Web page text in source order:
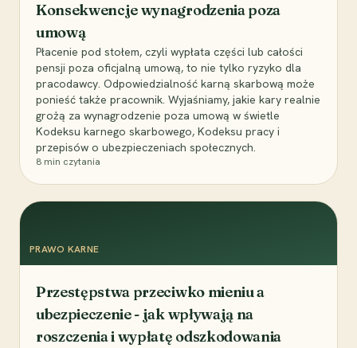
Konsekwencje wynagrodzenia poza
umową
Płacenie pod stołem, czyli wypłata części lub całości
pensji poza oficjalną umową, to nie tylko ryzyko dla
pracodawcy. Odpowiedzialność karną skarbową może
ponieść także pracownik. Wyjaśniamy, jakie kary realnie
grożą za wynagrodzenie poza umową w świetle
Kodeksu karnego skarbowego, Kodeksu pracy i
przepisów o ubezpieczeniach społecznych.
8 min czytania
PRAWO KARNE
Przestępstwa przeciwko mieniu a
ubezpieczenie - jak wpływają na
roszczenia i wypłatę odszkodowania